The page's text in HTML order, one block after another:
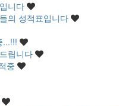
니다
의 성적표입니다
...!!!
립니다
중